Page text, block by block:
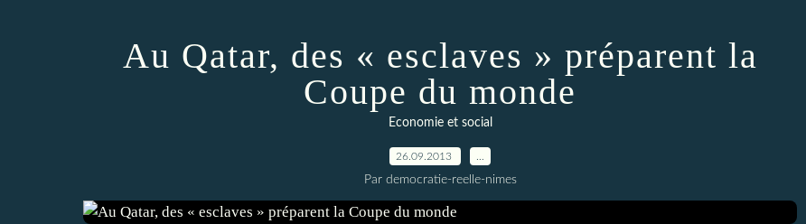
Au Qatar, des « esclaves » préparent la
Coupe du monde
Economie et social
26.09.2013
Par democratie-reelle-nimes